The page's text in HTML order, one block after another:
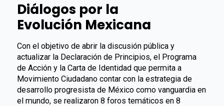
Diálogos por la
Evolución Mexicana
Con el objetivo de abrir la discusión pública y
actualizar la Declaración de Principios, el Programa
de Acción y la Carta de Identidad que permita a
Movimiento Ciudadano contar con la estrategia de
desarrollo progresista de México como vanguardia en
el mundo, se realizaron 8 foros temáticos en 8